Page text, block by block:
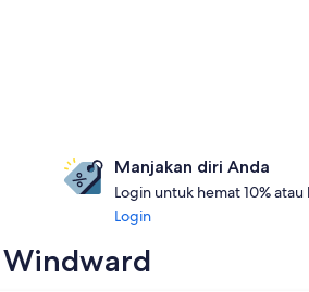
Manjakan diri Anda
Login untuk hemat 10%
Login